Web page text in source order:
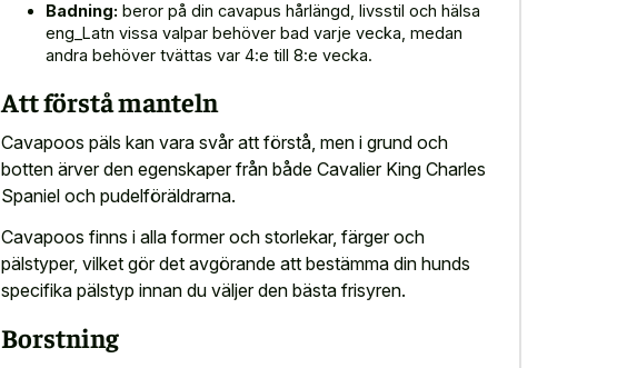
Badning: beror på din cavapus hårlängd, livsstil och hälsa
eng_Latn vissa valpar behöver bad varje vecka, medan
andra behöver tvättas var 4:e till 8:e vecka.
Att förstå manteln
Cavapoos päls kan vara svår att förstå, men i grund och
botten ärver den egenskaper från både Cavalier King Charles
Spaniel och pudelföräldrarna.
Cavapoos finns i alla former och storlekar, färger och
pälstyper, vilket gör det avgörande att bestämma din hunds
specifika pälstyp innan du väljer den bästa frisyren.
Borstning